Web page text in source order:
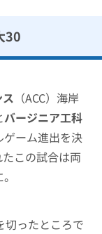
30
（ACC）海岸
バージニア工科
ーム進出を決
この試合は両
切ったところで